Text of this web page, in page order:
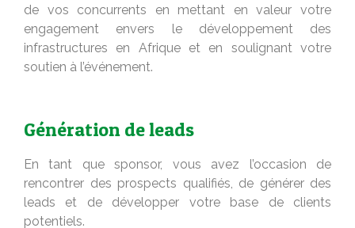
de vos concurrents en mettant en valeur votre
engagement envers le développement des
infrastructures en Afrique et en soulignant votre
soutien à l’événement.
Génération de leads
En tant que sponsor, vous avez l’occasion de
rencontrer des prospects qualifiés, de générer des
leads et de développer votre base de clients
potentiels.